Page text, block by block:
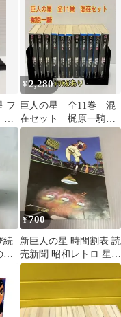
フ
星
¥2,280
巨人の星 全11巻 混
在セット 梶原一騎
初版あり 川崎のぼ
続
不
¥700
新巨人の星 時間割表 読
売新聞 昭和レトロ 星飛
雄馬 消える魔球